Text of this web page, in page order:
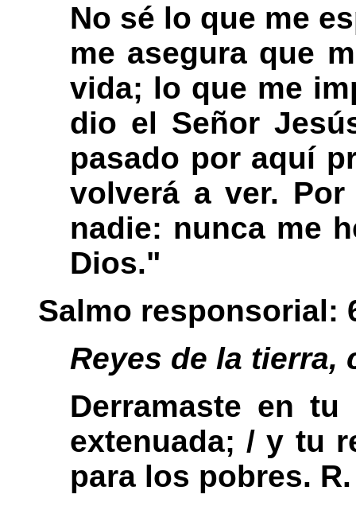
No sé lo que me
me asegura que
vida; lo que me
dio el Señor
pasado por aquí
volverá a ver.
nadie: nunca me
Dios."
Salmo responsorial:
Reyes de la tierra,
Derramaste en
extenuada; / y tu
para los pobres. R.